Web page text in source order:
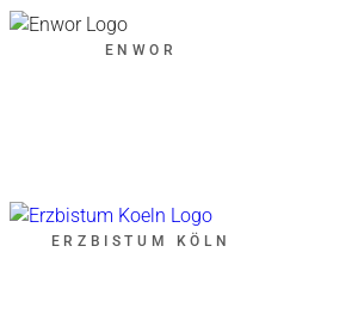
ENWOR
ERZBISTUM KÖLN